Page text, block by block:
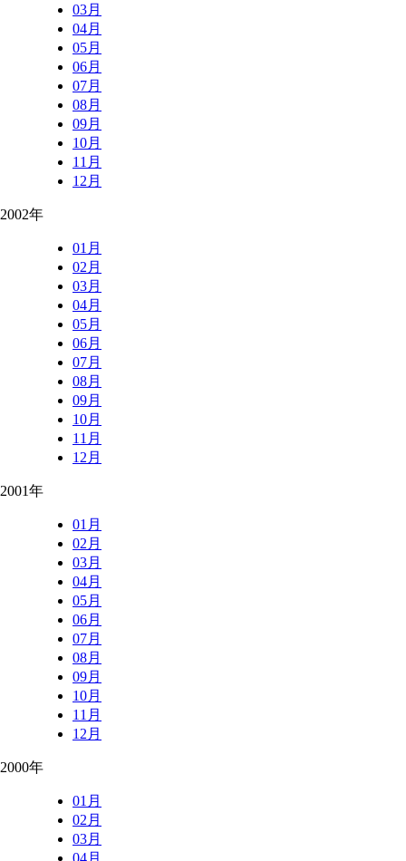
03月
04月
05月
06月
07月
08月
09月
10月
11月
12月
2002年
01月
02月
03月
04月
05月
06月
07月
08月
09月
10月
11月
12月
2001年
01月
02月
03月
04月
05月
06月
07月
08月
09月
10月
11月
12月
2000年
01月
02月
03月
04月